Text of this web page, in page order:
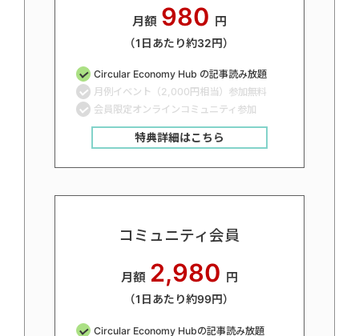
月額 980 円
（1日あたり約32円）
Circular Economy Hub の記事読み放題
月例イベント（2,000円相当）参加無料
会員限定オンラインコミュニティ参加
特典詳細はこちら
コミュニティ会員
月額 2,980 円
（1日あたり約99円）
Circular Economy Hubの記事読み放題